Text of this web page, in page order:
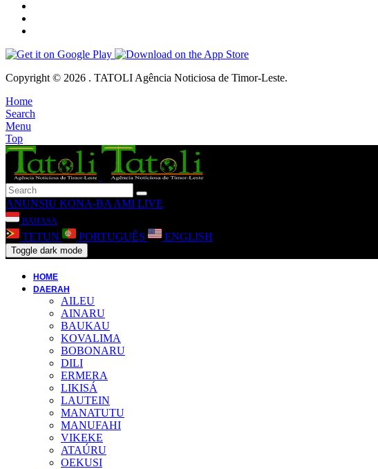
Copyright © 2026 . TATOLI Agência Noticiosa de Timor-Leste.
Home
Search
Menu
Top
ANUNSIU KONA-BA AMI LIVE
BAHASA
TETUN PORTUGUÊS ENGLISH
Toggle dark mode
HOME
DAERAH
AILEU
AINARU
BAUKAU
KOVALIMA
BOBONARU
DILI
ERMERA
LIKISÁ
LAUTEIN
MANATUTU
MANUFAHI
VIKEKE
ATAÚRU
OEKUSI